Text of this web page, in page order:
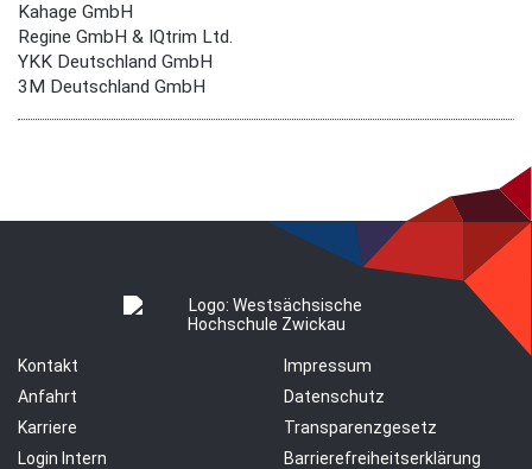
Kahage GmbH
Regine GmbH & IQtrim Ltd.
YKK Deutschland GmbH
3M Deutschland GmbH
Kontakt
Anfahrt
Karriere
Login Intern
Impressum
Datenschutz
Transparenzgesetz
Barrierefreiheitserklärung